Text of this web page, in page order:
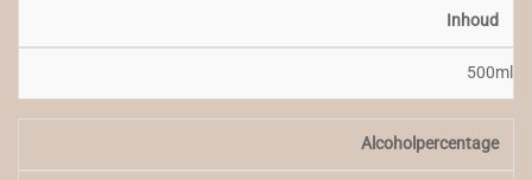
Inhoud
500ml
Alcoholpercentage